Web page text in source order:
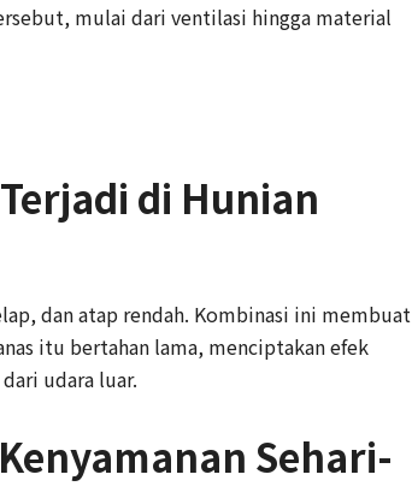
mulai dari ventilasi hingga material
di Hunian
dan atap rendah. Kombinasi ini membuat
itu bertahan lama, menciptakan efek
udara luar.
Sehari-